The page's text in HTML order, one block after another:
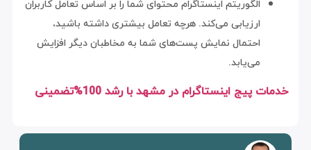
الگوریتم اینستاگرام محتوای شما را بر اساس تعامل کاربران
ارزیابی می‌کند. هرچه تعامل بیشتری داشته باشید،
احتمال نمایش پست‌های شما به مخاطبان دیگر افزایش
می‌یابد.
خدمات پیج اینستاگرام در مشهد با رشد 100%تضمینی